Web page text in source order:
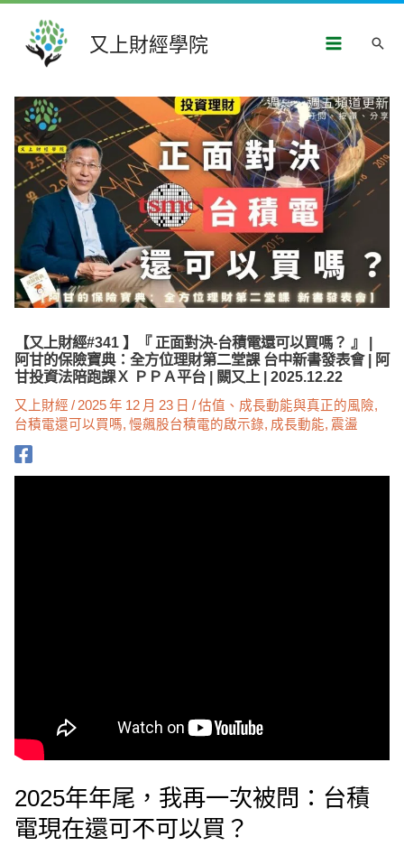
跳
又上財經學院
Menu
搜
【又上財經#341 】『 正面對決-台積電還可以買嗎？ 』 |
阿甘的保險寶典：全方位理財第二堂課 台中新書發表會 | 阿
甘投資法陪跑課Ｘ ＰＰＡ平台 | 闕又上 | 2025.12.22
又上財經/2025 年 12 月 23 日 /估值、成長動能與真正的風險,
台積電還可以買嗎,慢飆股台積電的啟示錄, 成長動能, 震盪
2025年年尾，我再一次被問：台積
電現在還可不可以買？
章
導
覽